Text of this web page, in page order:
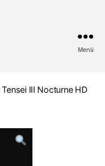
Menü
III Nocturne HD